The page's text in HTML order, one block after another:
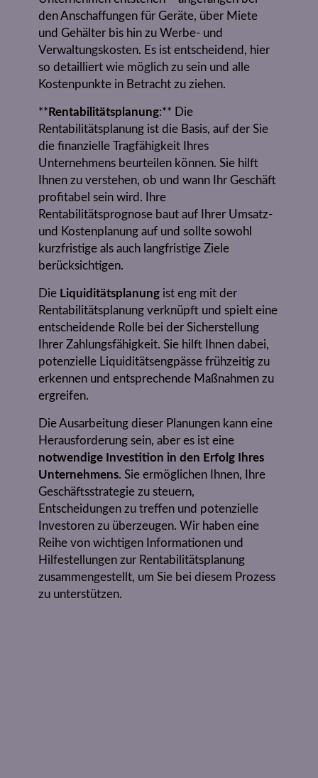
den Anschaffungen für Geräte, über Miete
und Gehälter bis hin zu Werbe- und
Verwaltungskosten. Es ist entscheidend, hier
so detailliert wie möglich zu sein und alle
Kostenpunkte in Betracht zu ziehen.
** Rentabilitätsplanung:** Die
Rentabilitätsplanung ist die Basis, auf der Sie
die finanzielle Tragfähigkeit Ihres
Unternehmens beurteilen können. Sie hilft
Ihnen zu verstehen, ob und wann Ihr Geschäft
profitabel sein wird. Ihre
Rentabilitätsprognose baut auf Ihrer Umsatz-
und Kostenplanung auf und sollte sowohl
kurzfristige als auch langfristige Ziele
berücksichtigen.
Die Liquiditätsplanungist eng mit der
Rentabilitätsplanung verknüpft und spielt eine
entscheidende Rolle bei der Sicherstellung
Ihrer Zahlungsfähigkeit. Sie hilft Ihnen dabei,
potenzielle Liquiditätsengpässe frühzeitig zu
erkennen und entsprechende Maßnahmen zu
ergreifen.
Die Ausarbeitung dieser Planungen kann eine
Herausforderung sein, aber es ist eine
notwendige Investition in den Erfolg Ihres
Unternehmens. Sie ermöglichen Ihnen, Ihre
Geschäftsstrategie zu steuern,
Entscheidungen zu treffen und potenzielle
Investoren zu überzeugen. Wir haben eine
Reihe von wichtigen Informationen und
Hilfestellungen zur Rentabilitätsplanung
zusammengestellt, um Sie bei diesem Prozess
zu unterstützen.